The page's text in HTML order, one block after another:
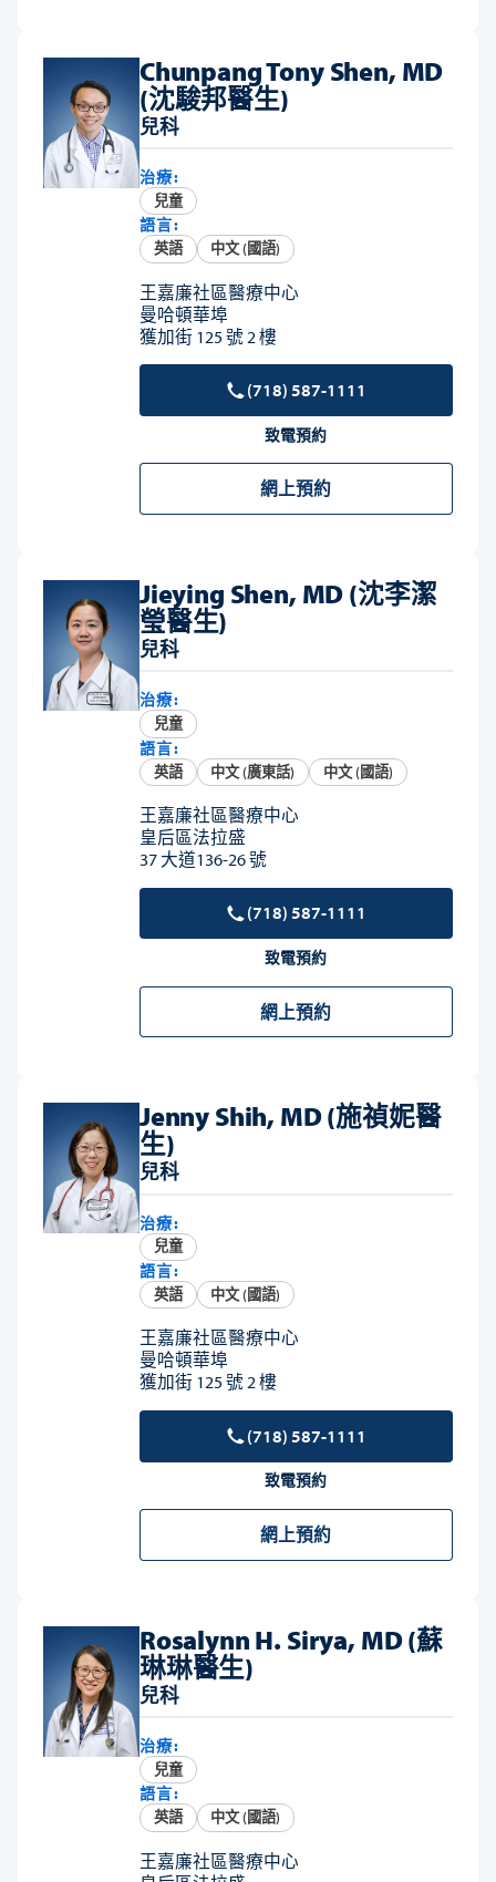
Chunpang Tony Shen, MD
(沈駿邦醫生)
兒科
治療:
兒童
語言:
英語 中文 (國語)
王嘉廉社區醫療中心
曼哈頓華埠
獲加街 125 號 2 樓
(718) 587-1111
致電預約
網上預約
Jieying Shen, MD (沈李潔
瑩醫生)
兒科
治療:
兒童
語言:
英語 中文 (廣東話) 中文 (國語)
王嘉廉社區醫療中心
皇后區法拉盛
37 大道136-26 號
(718) 587-1111
致電預約
網上預約
Jenny Shih, MD (施禎妮醫
生)
兒科
治療:
兒童
語言:
英語 中文 (國語)
王嘉廉社區醫療中心
曼哈頓華埠
獲加街 125 號 2 樓
(718) 587-1111
致電預約
網上預約
Rosalynn H. Sirya, MD (蘇
琳琳醫生)
兒科
治療:
兒童
語言:
英語 中文 (國語)
王嘉廉社區醫療中心